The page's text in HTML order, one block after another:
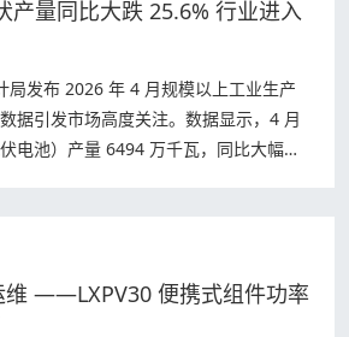
产量同比大跌 25.6% 行业进入
局发布 2026 年 4 月规模以上工业生产
据引发市场高度关注。数据显示，4 月
电池）产量 6494 万千瓦，同比大幅下
维 ——LXPV30 便携式组件功率